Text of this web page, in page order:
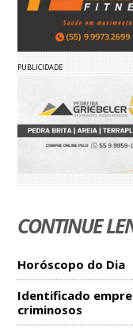
PUBLICIDADE
CONTINUE
Horóscopo do Dia
Identificado
criminosos